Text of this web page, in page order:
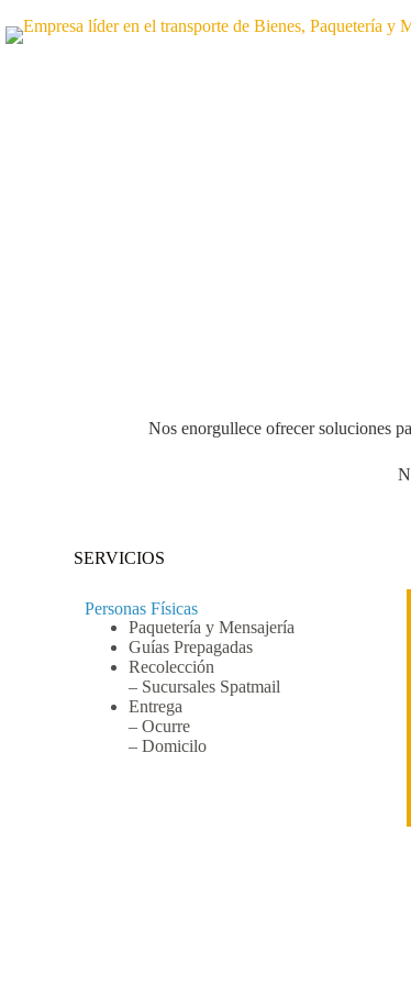
Nos enorgullece ofrecer soluciones
SERVICIOS
Personas Físicas
Paquetería y Mensajería
Guías Prepagadas
Recolección
– Sucursales Spatmail
Entrega
– Ocurre
– Domicilo